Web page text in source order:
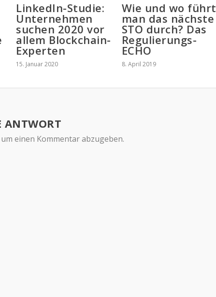
LinkedIn-Studie:
Unternehmen
suchen 2020 vor
allem Blockchain-
Experten
15. Januar 2020
Wie und wo führt
man das nächste
STO durch? Das
Regulierungs-
ECHO
8. April 2019
ANTWORT
einen Kommentar abzugeben.